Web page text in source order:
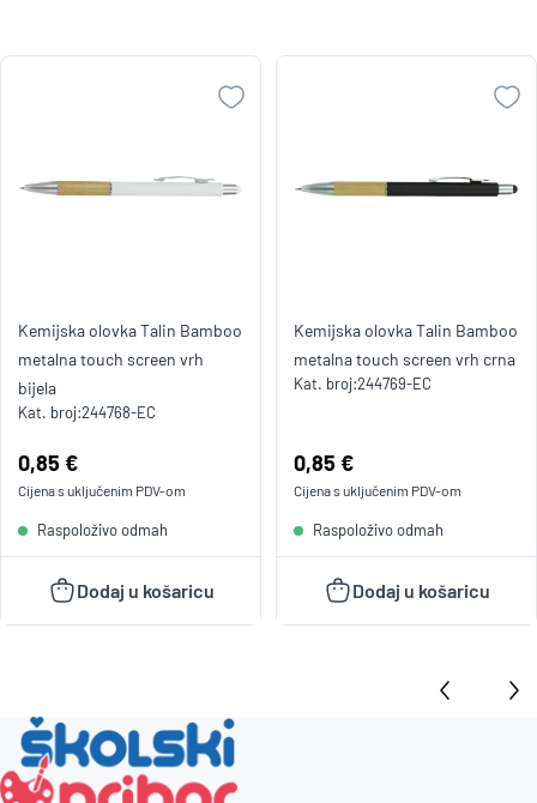
Kemijska olovka Talin Bamboo
metalna touch screen vrh
bijela
Kat. broj:244768-EC
Cijena:
0,85 €
Cijena s uključenim PDV-om
Raspoloživo odmah
Dodaj u košaricu
Kemijska olovka Talin Bamboo
metalna touch screen vrh crna
Kat. broj:244769-EC
Cijena:
0,85 €
Cijena s uključenim PDV-om
Raspoloživo odmah
Dodaj u košaricu